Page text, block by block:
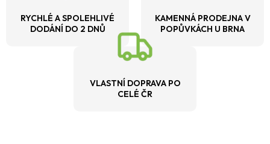
RYCHLÉ A SPOLEHLIVÉ
DODÁNÍ DO 2 DNŮ
KAMENNÁ PRODEJNA V
POPŮVKÁCH U BRNA
VLASTNÍ DOPRAVA PO
CELÉ ČR